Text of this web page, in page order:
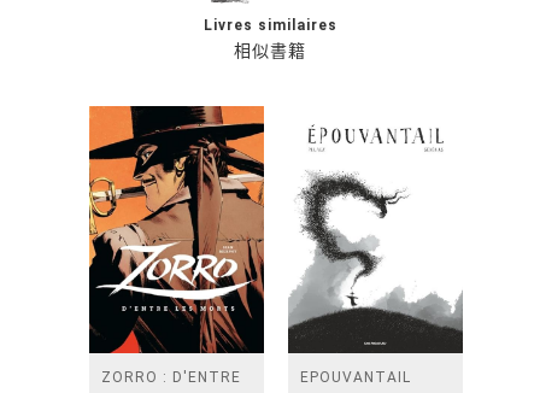
相似書籍
Livres similaires
ZORRO : D'ENTRE
EPOUVANTAIL